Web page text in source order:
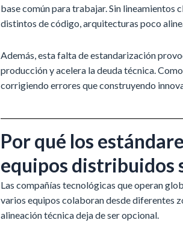
base común para trabajar. Sin lineamientos
distintos de código, arquitecturas poco
Además, esta falta de estandarización
producción y acelera la deuda técnica.
corrigiendo errores que construyendo
Por qué los
equipos distribuidos
Las compañías tecnológicas que operan
varios equipos colaboran desde diferentes
alineación técnica deja de ser opcional.